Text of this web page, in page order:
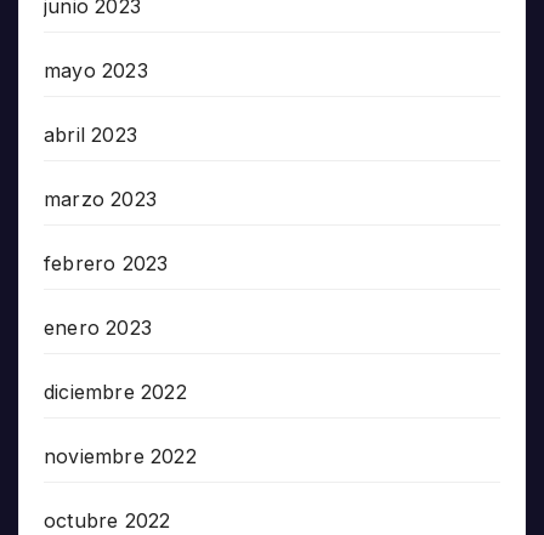
junio 2023
mayo 2023
abril 2023
marzo 2023
febrero 2023
enero 2023
diciembre 2022
noviembre 2022
octubre 2022